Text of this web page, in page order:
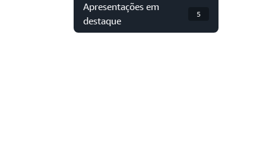
Apresentações em
destaque
5